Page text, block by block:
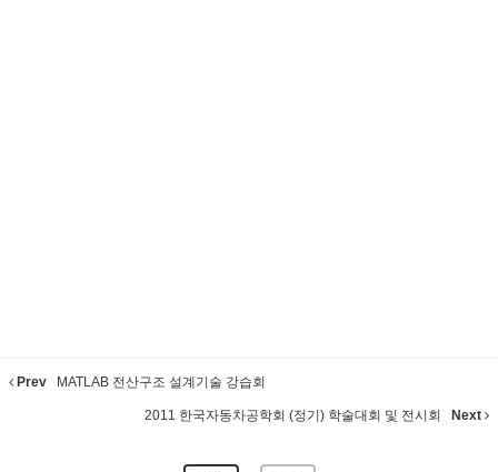
Prev MATLAB 전산구조 설계기술 강습회
2011 한국자동차공학회 (정기) 학술대회 및 전시회 Next